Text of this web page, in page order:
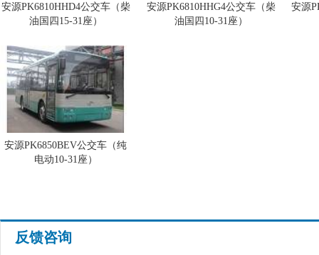
安源PK6810HHD4公交车（柴
油国四15-31座）
安源PK6810HHG4公交车（柴
油国四10-31座）
安源
安源PK6850BEV公交车（纯
电动10-31座）
反馈咨询